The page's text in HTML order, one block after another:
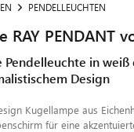
PENDELLEUCHTEN
RAY PENDANT
in weiß
Design
Kugellampe aus
für eine